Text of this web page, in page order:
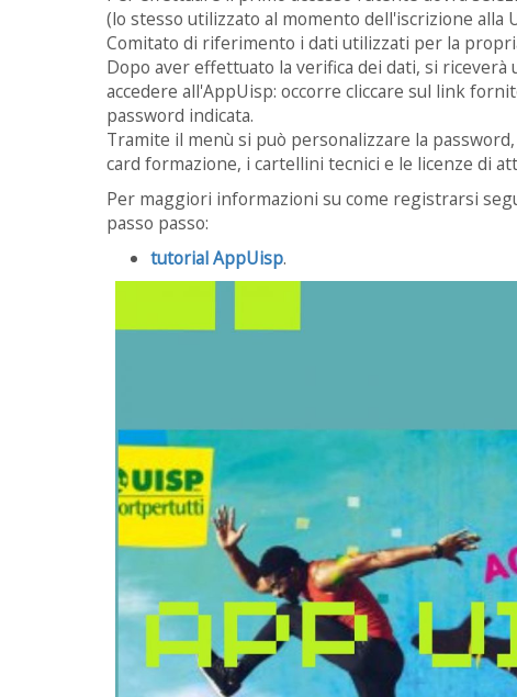
(lo stesso utilizzato al momento dell'iscrizione alla
Comitato di riferimento i dati utilizzati per la
Dopo aver effettuato la verifica dei dati, si
accedere all'AppUisp: occorre cliccare sul link
password indicata.
Tramite il menù si può personalizzare la
card formazione, i cartellini tecnici e le licenze di
Per maggiori informazioni su come registrarsi
passo passo:
tutorial AppUisp.